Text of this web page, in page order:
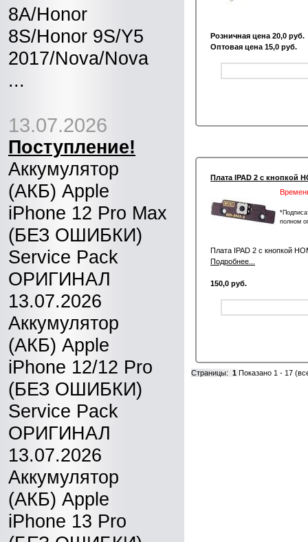
8A/Honor
8S/Honor 9S/Y5
2017/Nova/Nova
...
13.07.2026
Поступление!
Аккумулятор
(АКБ) Apple
iPhone 12 Pro Max
(БЕЗ ОШИБКИ)
Service Pack
ОРИГИНАЛ
13.07.2026
Аккумулятор
(АКБ) Apple
iPhone 12/12 Pro
(БЕЗ ОШИБКИ)
Service Pack
ОРИГИНАЛ
13.07.2026
Аккумулятор
(АКБ) Apple
iPhone 13 Pro
Розничная цена 20,0 руб.
Оптовая цена 15,0 руб.
Плата IPAD 2 с кнопкой
полном
Плата IPAD 2 с кнопкой
Подробнее...
150,0 руб.
Страницы: 1 Показано 1 - 17